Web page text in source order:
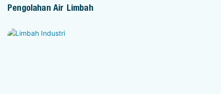
Pengolahan Air Limbah